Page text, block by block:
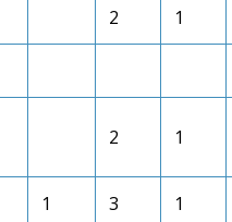
2 1
2 1
1 3 1